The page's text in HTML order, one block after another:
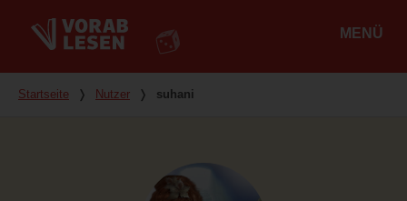
MENÜ
Du bist hier
Startseite ❭ Nutzer ❭ suhani